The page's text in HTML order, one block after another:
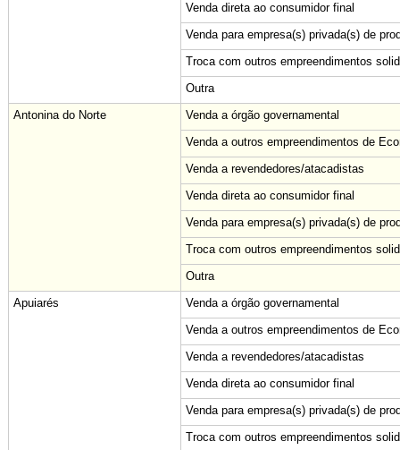
Venda direta ao consumidor final
Venda para empresa(s) privada(s) de
Troca com outros empreendimentos
Outra
Antonina do Norte
Venda a órgão governamental
Venda a outros empreendimentos de
Venda a revendedores/atacadistas
Venda direta ao consumidor final
Venda para empresa(s) privada(s) de
Troca com outros empreendimentos
Outra
Apuiarés
Venda a órgão governamental
Venda a outros empreendimentos de
Venda a revendedores/atacadistas
Venda direta ao consumidor final
Venda para empresa(s) privada(s) de
Troca com outros empreendimentos